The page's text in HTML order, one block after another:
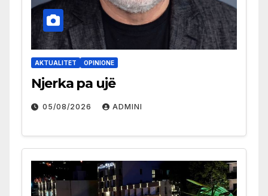
AKTUALITET OPINIONE
Njerka pa ujë
05/08/2026 ADMINI